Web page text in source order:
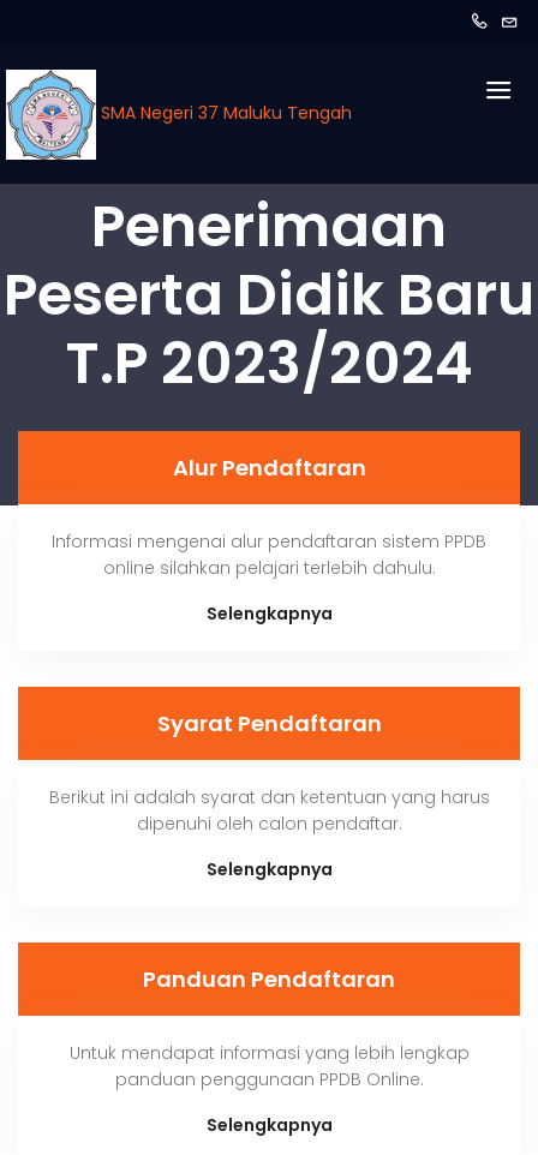
SMA Negeri 37 Maluku Tengah
Penerimaan
Peserta Didik Baru
T.P 2023/2024
Alur Pendaftaran
Informasi mengenai alur pendaftaran sistem PPDB
online silahkan pelajari terlebih dahulu.
Selengkapnya
Syarat Pendaftaran
Berikut ini adalah syarat dan ketentuan yang harus
dipenuhi oleh calon pendaftar.
Selengkapnya
Panduan Pendaftaran
Untuk mendapat informasi yang lebih lengkap
panduan penggunaan PPDB Online.
Selengkapnya